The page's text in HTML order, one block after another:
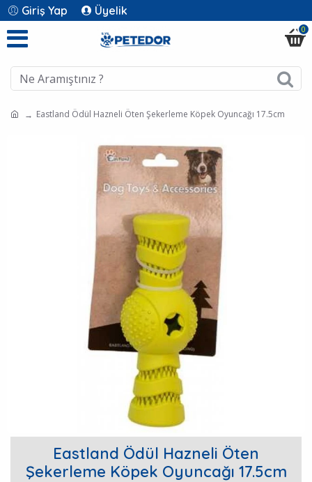
Giriş Yap Üyelik
0
Eastland Ödül Hazneli Öten Şekerleme Köpek Oyuncağı 17.5cm
Eastland Ödül Hazneli Öten
Şekerleme Köpek Oyuncağı 17.5cm